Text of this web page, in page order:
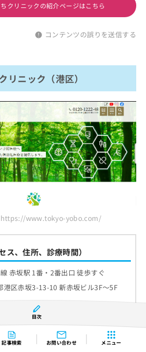
記事検索 お問い合わせ メニュー
クリニックの紹介ページはこちら
コンテンツの誤りを送信する
リニック（港区）
www.tokyo-yobo.com/
ス、住所、診療時間）
赤坂駅 1番・2番出口 徒歩すぐ
港区赤坂3-13-10 新赤坂ビル3F～5F
目次